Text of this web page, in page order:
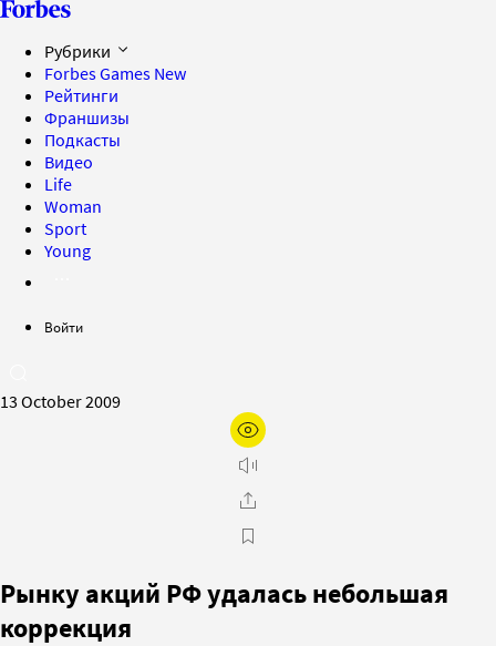
Рубрики
Forbes Games New
Рейтинги
Франшизы
Подкасты
Видео
Life
Woman
Sport
Young
Войти
13 October 2009
Рынку акций РФ удалась небольшая
коррекция